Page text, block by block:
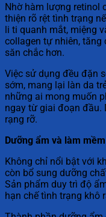
Nhờ hàm lượng retinol
thiện rõ rệt tình trạng
li ti quanh mắt, miệng
collagen tự nhiên, tăng
săn chắc hơn.
Việc sử dụng đều đặn
sớm, mang lại làn da
những ai mong muốn
ngay từ giai đoạn đầu.
rạng rỡ.
Dưỡng ẩm và làm
Không chỉ nổi bật với
còn bổ sung dưỡng
Sản phẩm duy trì độ
hạn chế tình trạng khô